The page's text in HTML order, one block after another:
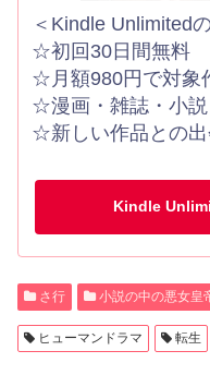
＜Kindle Unlimited
☆初回30日間無料
☆月額980円で対象
☆漫画・雑誌・小
☆新しい作品との出
Kindle
さ行 小説の中の悪女皇
ヒューマンドラマ 転生